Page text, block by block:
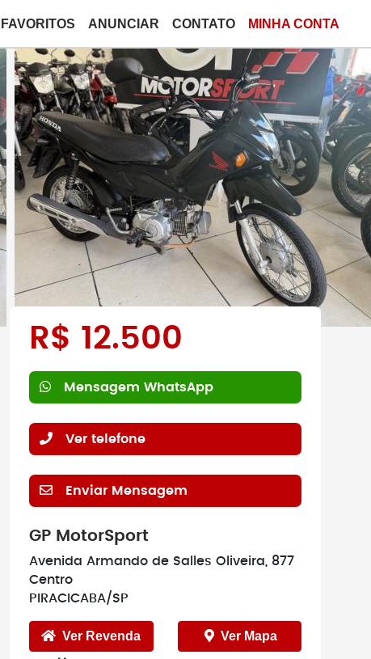
FAVORITOS ANUNCIAR CONTATO MINHA CONTA
R$ 12.500
Mensagem WhatsApp
Ver telefone
Enviar Mensagem
GP MotorSport
Avenida Armando de Salles Oliveira, 877
Centro
PIRACICABA/SP
Ver Revenda Ver Mapa